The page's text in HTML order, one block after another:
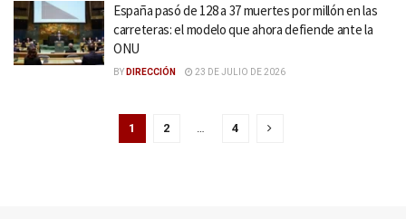
España pasó de 128 a 37 muertes por millón en las
carreteras: el modelo que ahora defiende ante la
ONU
BY DIRECCIÓN 23 DE JULIO DE 2026
1 2 4